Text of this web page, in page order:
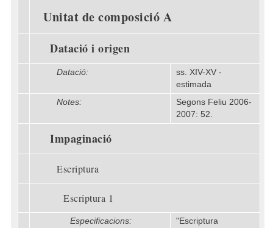
Unitat de composició A
Datació i origen
Datació:
ss. XIV-XV -
estimada
Notes:
Segons Feliu 2006-
2007: 52.
Impaginació
Escriptura
Escriptura 1
Especificacions:
"Escriptura